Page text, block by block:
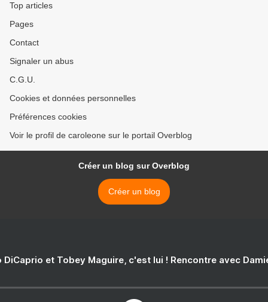
Top articles
Pages
Contact
Signaler un abus
C.G.U.
Cookies et données personnelles
Préférences cookies
Voir le profil de caroleone sur le portail Overblog
Créer un blog sur Overblog
Créer un blog
DiCaprio et Tobey Maguire, c'est lui ! Rencontre avec